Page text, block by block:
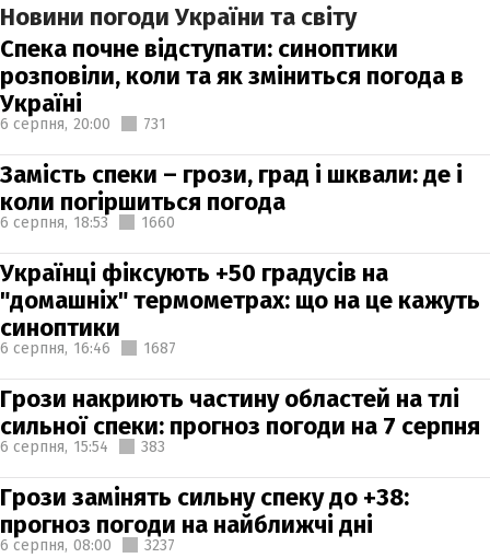
Новини погоди України та світу
Спека почне відступати: синоптики
розповіли, коли та як зміниться погода в
Україні
6 серпня, 20:00 731
Замість спеки – грози, град і шквали: де і
коли погіршиться погода
6 серпня, 18:53 1660
Українці фіксують +50 градусів на
"домашніх" термометрах: що на це кажуть
синоптики
6 серпня, 16:46 1687
Грози накриють частину областей на тлі
сильної спеки: прогноз погоди на 7 серпня
6 серпня, 15:54 383
Грози замінять сильну спеку до +38:
прогноз погоди на найближчі дні
6 серпня, 08:00 3237